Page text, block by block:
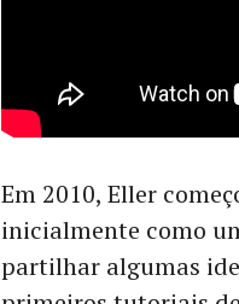
Em 2010, Eller
inicialmente como
partilhar algumas